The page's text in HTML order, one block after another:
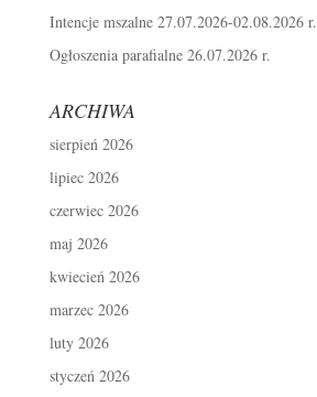
Intencje mszalne 27.07.2026-02.08.2026 r.
Ogłoszenia parafialne 26.07.2026 r.
ARCHIWA
sierpień 2026
lipiec 2026
czerwiec 2026
maj 2026
kwiecień 2026
marzec 2026
luty 2026
styczeń 2026